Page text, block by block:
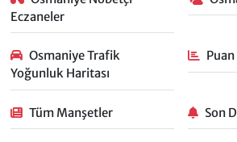
Eczaneler
Osmaniye Trafik
Yoğunluk Haritası
Tüm Manşetler Son